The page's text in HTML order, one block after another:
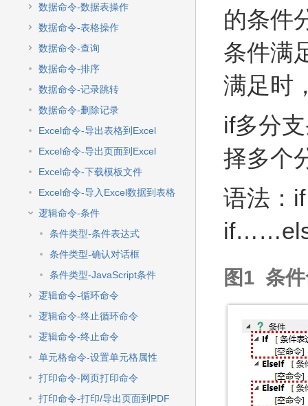
数据命令-数据表操作
数据命令-表格操作
数据命令-查询
数据命令-排序
数据命令-记录跳转
数据命令-删除记录
Excel命令-导出表格到Excel
Excel命令-导出页面到Excel
Excel命令-下载模板文件
Excel命令-导入Excel数据到表格
逻辑命令-条件
条件类型-条件表达式
条件类型-确认对话框
条件类型-JavaScript条件
逻辑命令-循环命令
逻辑命令-终止循环命令
逻辑命令-终止命令
单元格命令-设置单元格属性
打印命令-网页打印命令
打印命令-打印/导出页面到PDF
的条件
条件满
满足时
if多分
择多个
语法： if
if……
图1 条